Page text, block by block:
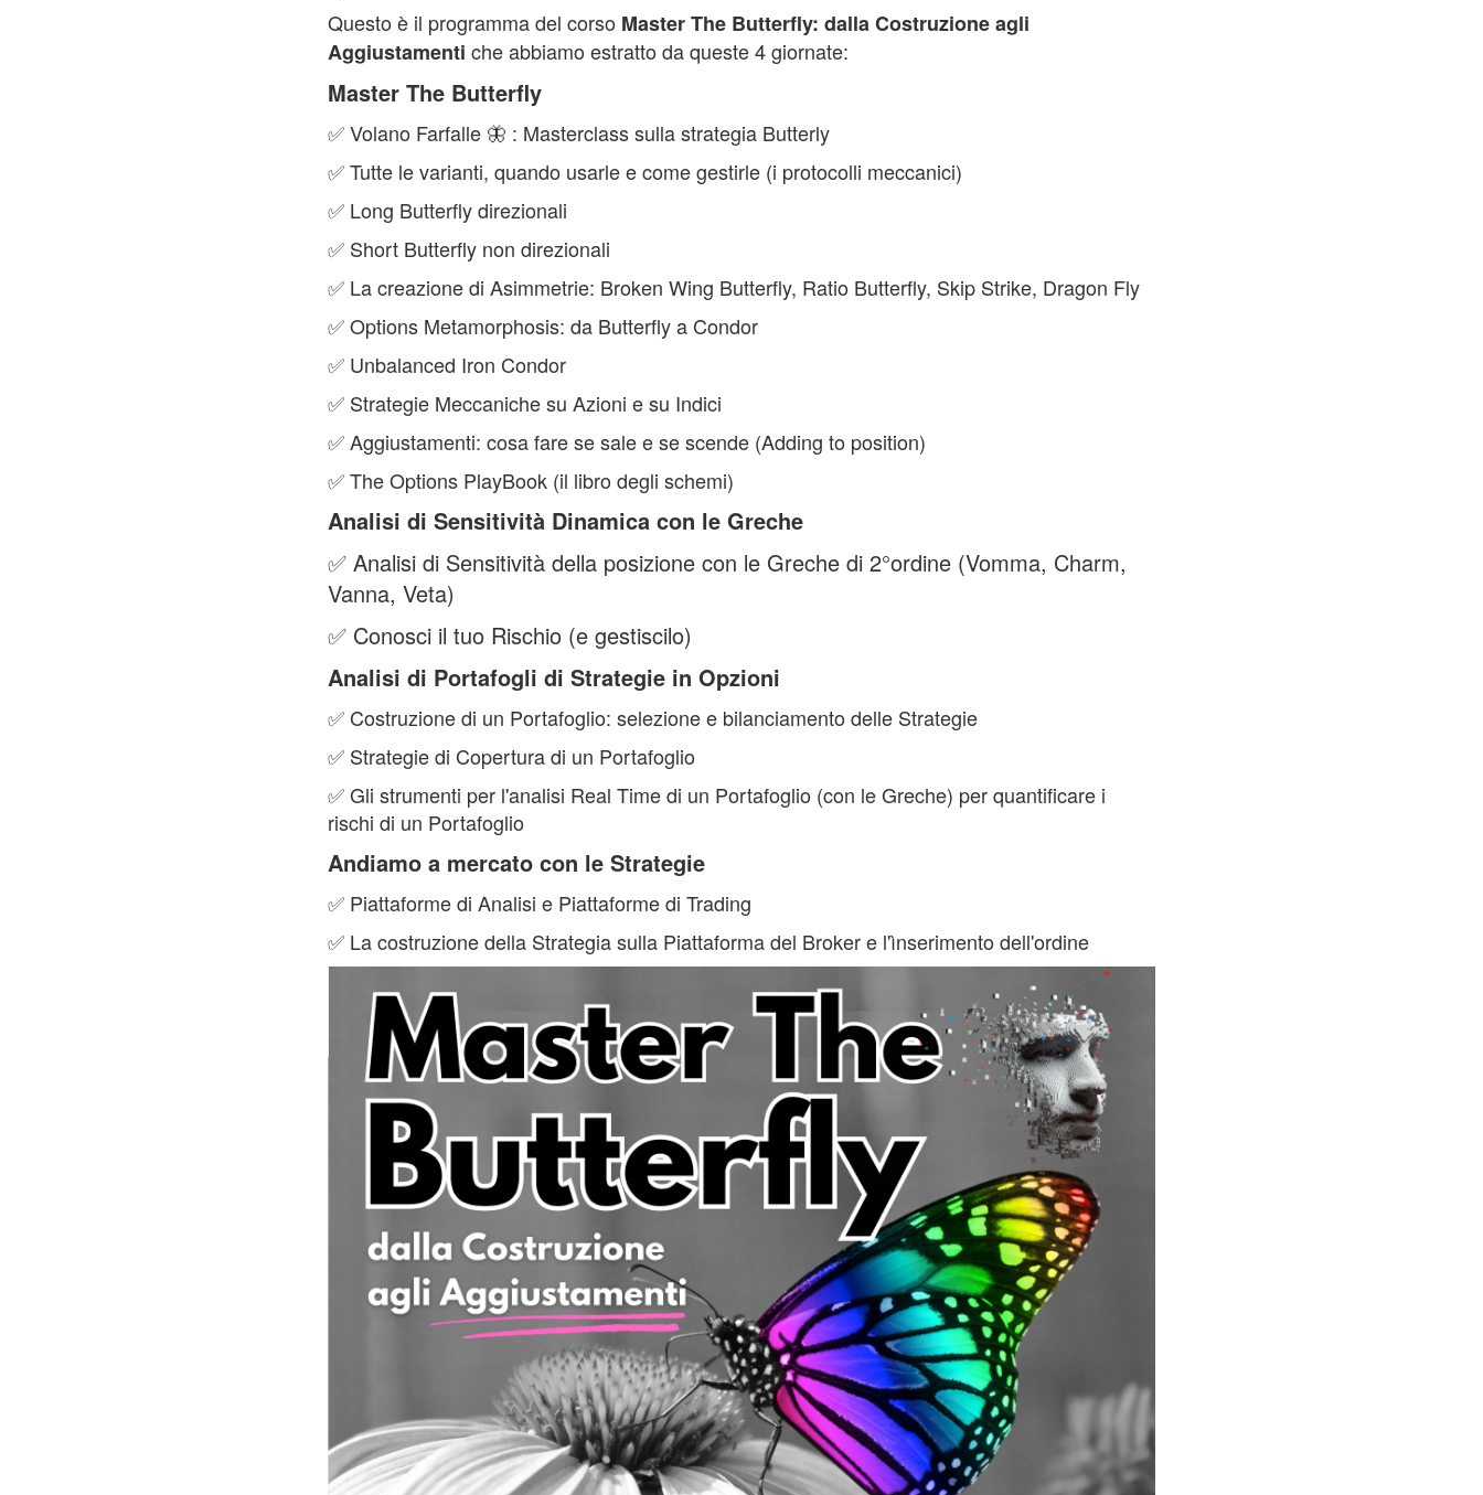
Questo è il programma del corso Master The Butterfly: dalla Costruzione agli
Aggiustamenti che abbiamo estratto da queste 4 giornate:
Master The Butterfly
✅ Volano Farfalle 🦋 : Masterclass sulla strategia Butterly
✅ Tutte le varianti, quando usarle e come gestirle (i protocolli meccanici)
✅ Long Butterfly direzionali
✅ Short Butterfly non direzionali
✅ La creazione di Asimmetrie: Broken Wing Butterfly, Ratio Butterfly, Skip Strike, Dragon Fly
✅ Options Metamorphosis: da Butterfly a Condor
✅ Unbalanced Iron Condor
✅ Strategie Meccaniche su Azioni e su Indici
✅ Aggiustamenti: cosa fare se sale e se scende (Adding to position)
✅ The Options PlayBook (il libro degli schemi)
Analisi di Sensitività Dinamica con le Greche
✅ Analisi di Sensitività della posizione con le Greche di 2°ordine (Vomma, Charm,
Vanna, Veta)
✅ Conosci il tuo Rischio (e gestiscilo)
Analisi di Portafogli di Strategie in Opzioni
✅ Costruzione di un Portafoglio: selezione e bilanciamento delle Strategie
✅ Strategie di Copertura di un Portafoglio
✅ Gli strumenti per l'analisi Real Time di un Portafoglio (con le Greche) per quantificare i
rischi di un Portafoglio
Andiamo a mercato con le Strategie
✅ Piattaforme di Analisi e Piattaforme di Trading
✅ La costruzione della Strategia sulla Piattaforma del Broker e l'ìnserimento dell'ordine